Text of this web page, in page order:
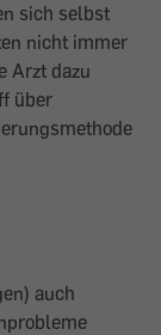
sich selbst
nicht immer
Arzt dazu
über
auch